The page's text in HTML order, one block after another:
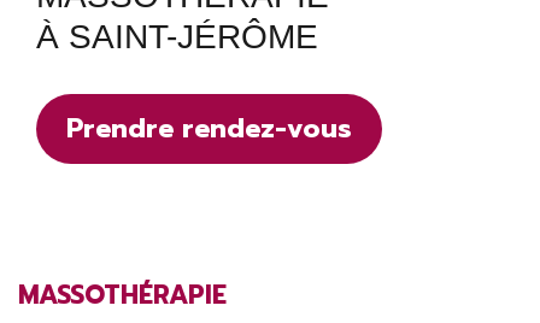
À SAINT-JÉRÔME
Prendre rendez-vous
MASSOTHÉRAPIE